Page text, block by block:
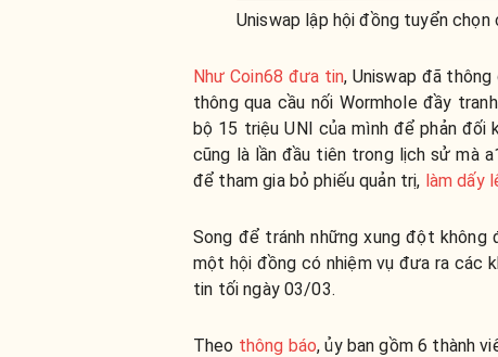
Uniswap lập hội đồng tuyển chọn
Như Coin68 đưa tin, Uniswap đã thông
thông qua cầu nối Wormhole đầy
bộ 15 triệu UNI của mình để phản đối
cũng là lần đầu tiên trong lịch sử mà
để tham gia bỏ phiếu quản trị, làm dấy
Song để tránh những xung đột không
một hội đồng có nhiệm vụ đưa ra các
tin tối ngày 03/03.
Theo thông báo, ủy ban gồm 6 thành